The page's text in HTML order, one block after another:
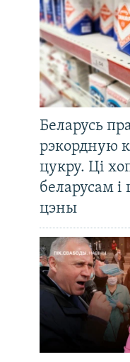
Беларусь
рэкордную
цукру. Ці
беларусам і
цэны